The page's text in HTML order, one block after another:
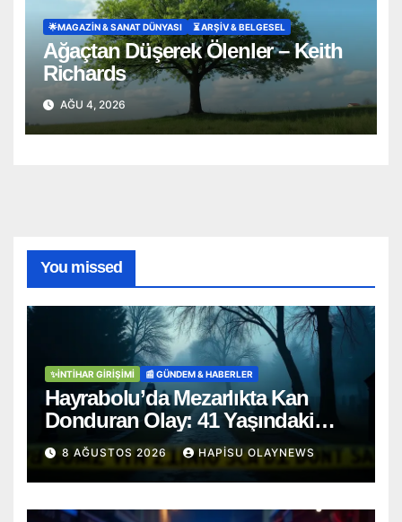
🌟MAGAZIN & SANAT DÜNYASI ⏳ ARŞİV & BELGESEL
Ağaçtan Düşerek Ölenler – Keith
Richards
AĞU 4, 2026
You missed
✨İNTIHAR GIRIŞIMI 📰 GÜNDEM & HABERLER
Hayrabolu’da Mezarlıkta Kan
Donduran Olay: 41 Yaşındaki
Şahıs Ağaca Asılı Bulundu
8 AĞUSTOS 2026 HAPISU OLAYNEWS